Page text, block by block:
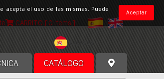
CARRITO [ 0 items ]
CATÁLOGO
Aceptar
el uso de las mismas. Puede